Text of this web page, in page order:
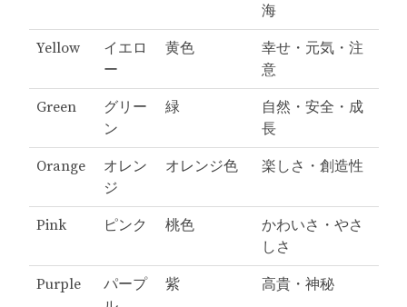
海
Yellow
イエロ
ー
黄色
幸せ・元気・注
意
Green
グリー
ン
緑
自然・安全・成
長
Orange
オレン
ジ
オレンジ色 楽しさ・創造性
Pink ピンク 桃色
かわいさ・やさ
しさ
Purple
パープ
紫 高貴・神秘